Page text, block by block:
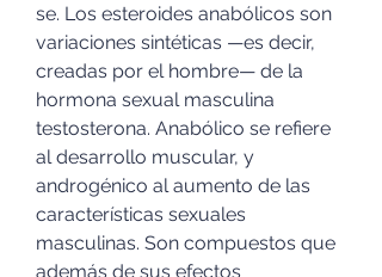
se. Los esteroides anabólicos son
variaciones sintéticas —es decir,
creadas por el hombre— de la
hormona sexual masculina
testosterona. Anabólico se refiere
al desarrollo muscular, y
androgénico al aumento de las
características sexuales
masculinas. Son compuestos que
además de sus efectos